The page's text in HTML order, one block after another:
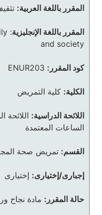
المقرر باللغة العربية:
المقرر باللغة الإنجليزية:
and society
كود المقرر: ENUR203
الكلية: كلية التمريض
اللائحة الدراسية: اللائحة
الساعات المعتمدة
القسم: تمريض صحة
إجبارى/إختيارى: إختيارى
حالة المقرر: مادة نجاح